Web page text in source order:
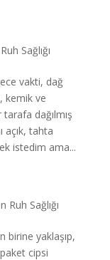
Sağlığı
vakti, dağ
kemik ve
dağılmış
açık, tahta
istedim ama...
Ruh Sağlığı
birine yaklaşıp,
cipsi